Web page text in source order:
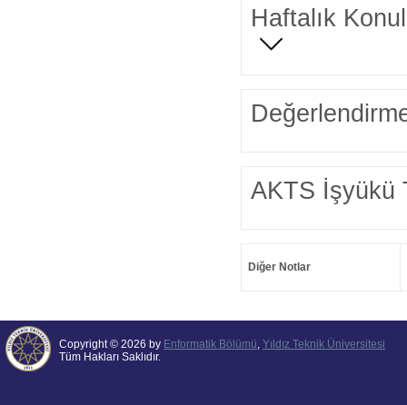
Haftalık
AKTS İşyükü
Diğer Notlar
Copyright © 2026 by Enformatik Bölümü, Yıldız Teknik Üniversitesi
Tüm Hakları Saklıdır.